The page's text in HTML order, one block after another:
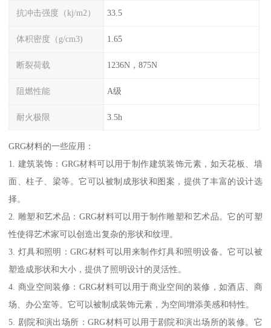
抗冲击强度（kj/m2） 33.5
体积密度（g/cm3) 1.65
断裂荷载 1236N，875N
阻燃性能 A级
耐火极限 3.5h
GRG材料的一些应用：
1. 建筑装饰：GRG材料可以用于制作建筑装饰元素，如天花板、墙
面、柱子、梁等。它可以被制成形状和图案，提供了丰富的设计选
择。
2. 雕塑和艺术品：GRG材料可以用于制作雕塑和艺术品。它的可塑
性使得艺术家可以创造出复杂的形状和纹理。
3. 灯具和照明：GRG材料可以用来制作灯具和照明设备。它可以被
塑造成形状和大小，提供了照明设计的灵活性。
4. 商业空间装修：GRG材料可以用于商业空间的装修，如酒店、商
场、办公室等。它可以被制成装饰元素，为空间增添美感和特性。
5. 剧院和演出场所：GRG材料可以用于剧院和演出场所的装修。它